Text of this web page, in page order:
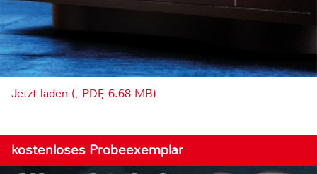
Jetzt laden (, PDF, 6.68 MB)
kostenloses Probeexemplar